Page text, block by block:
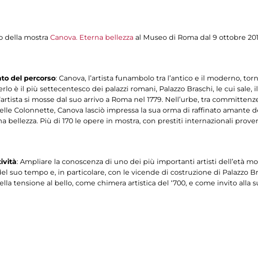
della mostra Canova. Eterna bellezza al Museo di Roma dal 9 ottobre
del percorso: Canova, l’artista funambolo tra l’antico e il moderno,
è il più settecentesco dei palazzi romani, Palazzo Braschi, le cui
si mosse dal suo arrivo a Roma nel 1779. Nell’urbe, tra
Colonnette, Canova lasciò impressa la sua orma di raffinato amante
bellezza. Più di 170 le opere in mostra, con prestiti internazionali
: Ampliare la conoscenza di uno dei più importanti artisti dell’età
suo tempo e, in particolare, con le vicende di costruzione di Palazzo
tensione al bello, come chimera artistica del ‘700, e come invito alla